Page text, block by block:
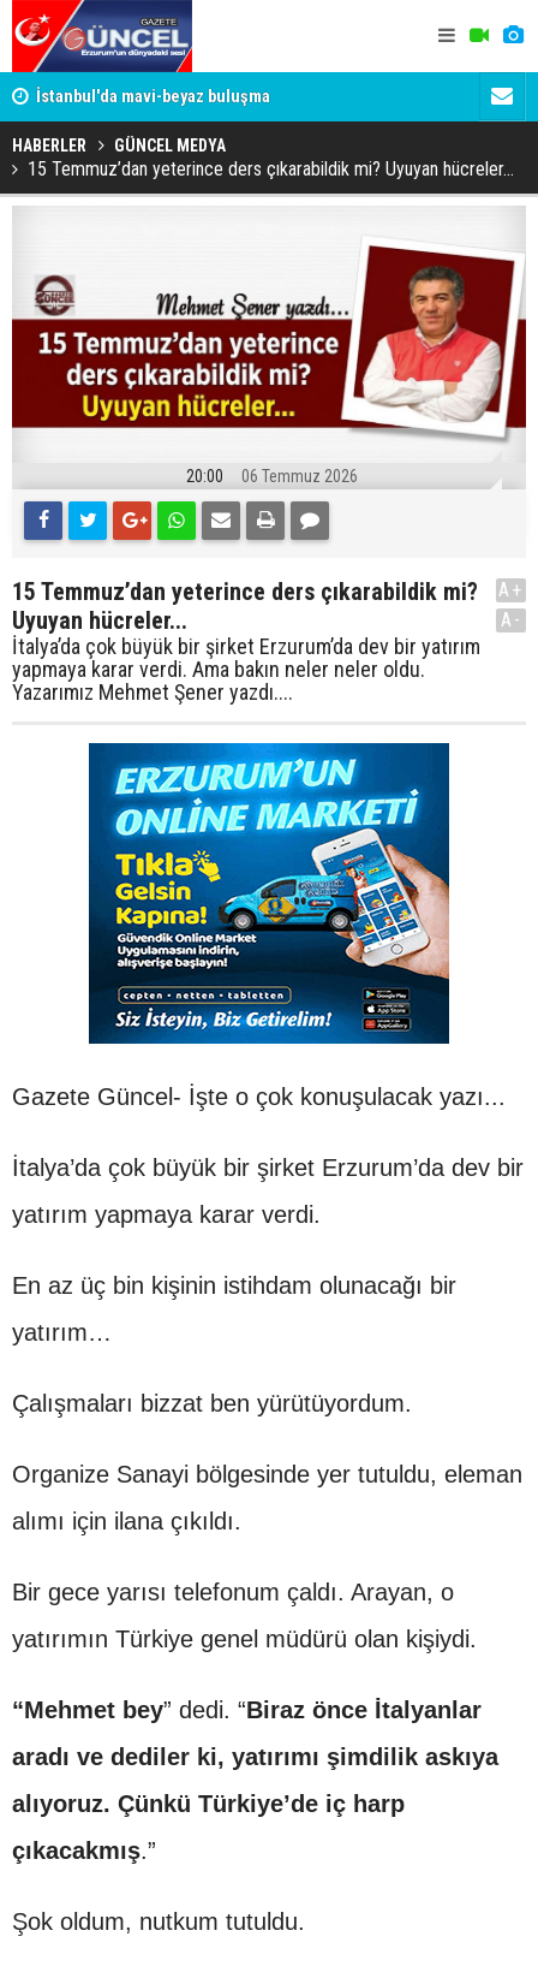
İstanbul'da mavi-beyaz buluşma
HABERLER GÜNCEL MEDYA
15 Temmuz’dan yeterince ders çıkarabildik mi? Uyuyan hücreler...
20:00 06 Temmuz 2026
15 Temmuz’dan yeterince ders çıkarabildik mi?
Uyuyan hücreler...
İtalya’da çok büyük bir şirket Erzurum’da dev bir yatırım
yapmaya karar verdi. Ama bakın neler neler oldu.
Yazarımız Mehmet Şener yazdı....
A+
A-
Gazete Güncel- İşte o çok konuşulacak yazı...
İtalya’da çok büyük bir şirket Erzurum’da dev bir
yatırım yapmaya karar verdi.
En az üç bin kişinin istihdam olunacağı bir
yatırım…
Çalışmaları bizzat ben yürütüyordum.
Organize Sanayi bölgesinde yer tutuldu, eleman
alımı için ilana çıkıldı.
Bir gece yarısı telefonum çaldı. Arayan, o
yatırımın Türkiye genel müdürü olan kişiydi.
“Mehmet bey” dedi. “Biraz önce İtalyanlar
aradı ve dediler ki, yatırımı şimdilik askıya
alıyoruz. Çünkü Türkiye’de iç harp
çıkacakmış.”
Şok oldum, nutkum tutuldu.